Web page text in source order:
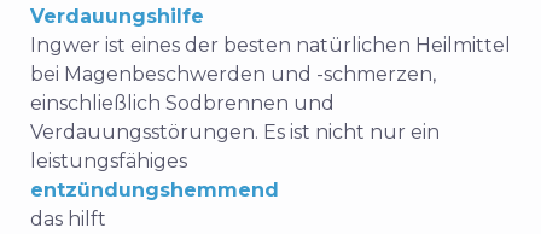
Verdauungshilfe
Ingwer ist eines der besten natürlichen Heilmittel
bei Magenbeschwerden und -schmerzen,
einschließlich Sodbrennen und
Verdauungsstörungen. Es ist nicht nur ein
leistungsfähiges
entzündungshemmend
das hilft